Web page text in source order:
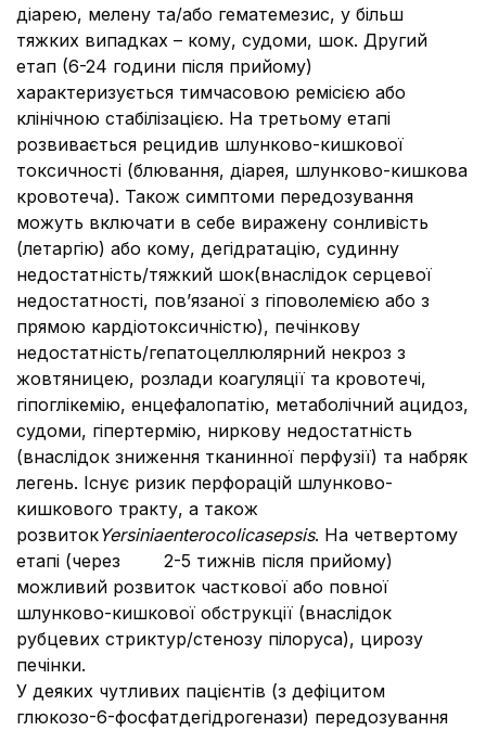
діарею, мелену та/або гематемезис, у більш
тяжких випадках – кому, судоми, шок. Другий
етап (6-24 години після прийому)
характеризується тимчасовою ремісією або
клінічною стабілізацією. На третьому етапі
розвивається рецидив шлунково-кишкової
токсичності (блювання, діарея, шлунково-кишкова
кровотеча). Також симптоми передозування
можуть включати в себе виражену сонливість
(летаргію) або кому, дегідратацію, судинну
недостатність/тяжкий шок(внаслідок серцевої
недостатності, пов’язаної з гіповолемією або з
прямою кардіотоксичністю), печінкову
недостатність/гепатоцеллюлярний некроз з
жовтяницею, розлади коагуляції та кровотечі,
гіпоглікемію, енцефалопатію, метаболічний ацидоз,
судоми, гіпертермію, ниркову недостатність
(внаслідок зниження тканинної перфузії) та набряк
легень. Існує ризик перфорацій шлунково-
кишкового тракту, а також
розвитокYersiniaenterocolicasepsis. На четвертому
етапі (через 2-5 тижнів після прийому)
можливий розвиток часткової або повної
шлунково-кишкової обструкції (внаслідок
рубцевих стриктур/стенозу пілоруса), цирозу
печінки.
У деяких чутливих пацієнтів (з дефіцитом
глюкозо-6-фосфатдегідрогенази) передозування